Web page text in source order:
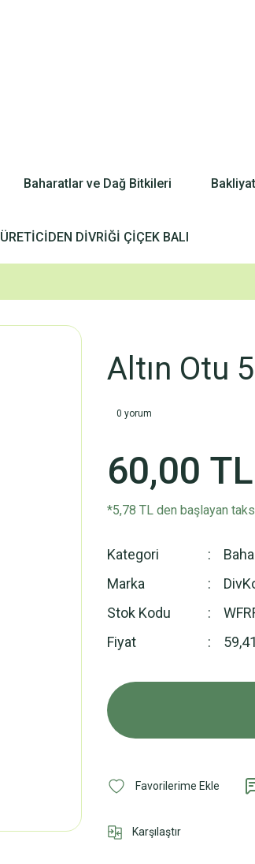
Baharatlar ve Dağ Bitkileri
ÜRETİCİDEN DİVRİĞİ ÇİÇEK BALI
Altın Otu
0 yorum
60,00 TL
*5,78 TL den başlayan
Kategori
Marka
Stok Kodu
Fiyat
Karşılaştır